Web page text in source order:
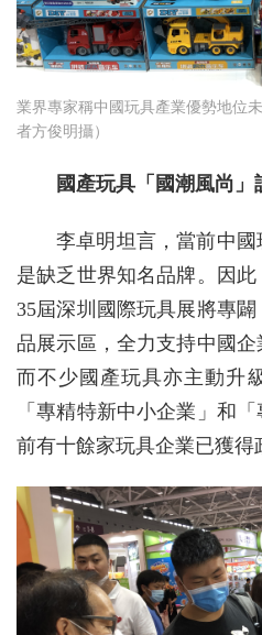
業界專家稱中國玩具產業優勢地位
者方俊明攝）
國產玩具「國潮風尚」
李卓明坦言，當前中國
是缺乏世界知名品牌。因
35屆深圳國際玩具展將專
品展示區，全力支持中國企
而不少國產玩具亦主動升
「專精特新中小企業」和
前有十餘家玩具企業已獲得